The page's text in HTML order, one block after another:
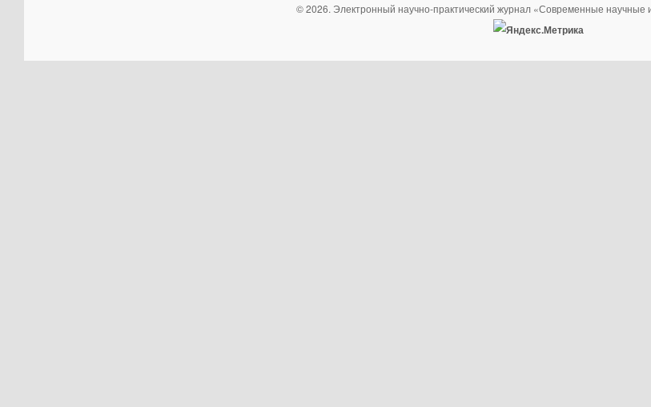
© 2026. Электронный научно-практический журнал «Современные научные